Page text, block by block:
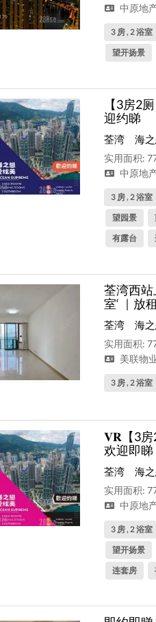
中原地
3 房 , 2 浴室
望开扬景
【3房2
迎约睇
荃湾 海
实用面积:
中原地
3 房 , 2 浴室
望园景
有露台
荃湾西站
室‘ ｜放
荃湾 海
实用面积:
美联物
3 房 , 2 浴室
𝐕𝐑【3房
欢迎即睇
荃湾 海
实用面积:
中原地
3 房 , 2 浴室
望开扬景
连套房